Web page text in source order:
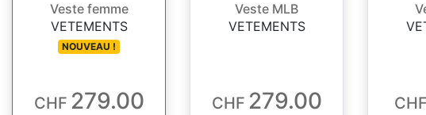
Veste femme
VETEMENTS
NOUVEAU !
CHF 279.00
Veste MLB
VETEMENTS
CHF 279.00 CHF